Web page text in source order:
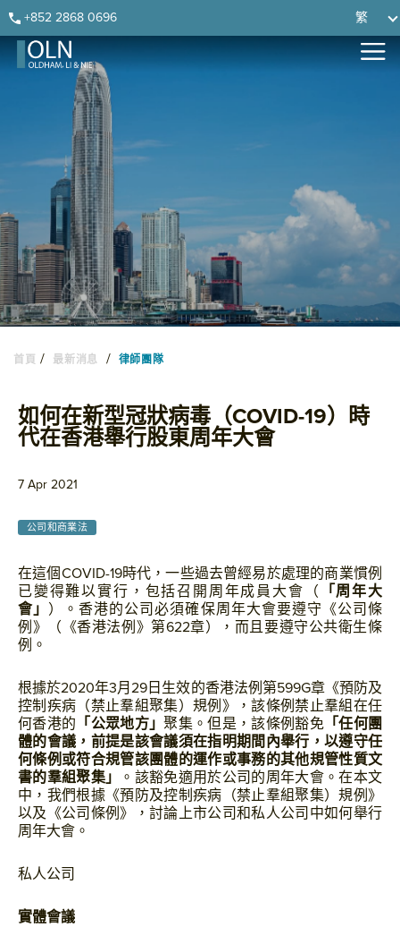
Skip
to
primary
navigation
Skip
to
main
Skip
to
primary
Skip
to
footer
+852 2868 0696 繁
首頁 / 最新消息 / 律師團隊
如何在新型冠狀病毒（COVID-19）時
代在香港舉行股東周年大會
7 Apr 2021
公司和商業法
在這個COVID-19時代，一些過去曾經易於處理的商業慣例
已變得難以實行，包括召開周年成員大會（
「周年大
會」 ）。香港的公司必須確保周年大會要遵守《公司條
例》（《香港法例》第622章），而且要遵守公共衛生條
例。
根據於2020年3月29日生效的香港法例第599G章《預防及
控制疾病（禁止羣組聚集）規例》，該條例禁止羣組在任
何香港的 「公眾地方」聚集。但是，該條例豁免 「任何團
體的會議，前提是該會議須在指明期間內舉行，以遵守任
何條例或符合規管該團體的運作或事務的其他規管性質文
書的羣組聚集」
。該豁免適用於公司的周年大會。在本文
中，我們根據《預防及控制疾病（禁止羣組聚集）規例》
以及《公司條例》，討論上市公司和私人公司中如何舉行
周年大會。
私人公司
實體會議